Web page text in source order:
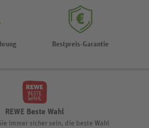
Bestpreis-Garantie
REWE Beste Wahl
immer sicher sein, die beste Wahl